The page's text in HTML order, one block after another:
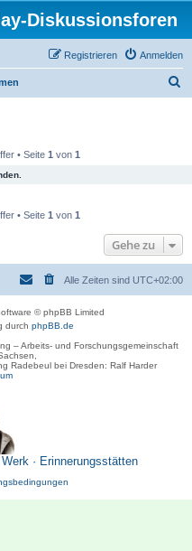
Diskussionsforen
Anmelden
Registrieren
• Seite 1 von 1
• Seite 1 von 1
Gehe zu
Alle Zeiten sind UTC+02:00
© phpBB Limited
durch phpBB.de
– Arbeits- und Forschungsgemeinschaft
Radebeul bei Dresden: Ralf Harder
· Erinnerungsstätten